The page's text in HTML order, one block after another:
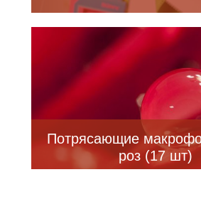
Потрясающие
роз (17 шт)